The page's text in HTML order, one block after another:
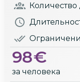
Количество
98€
за человека